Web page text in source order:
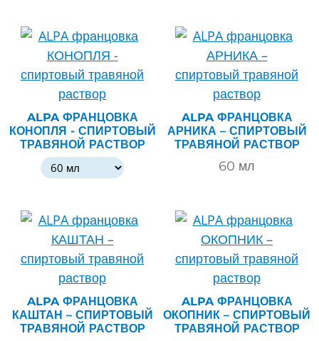
ALPA ФРАНЦОВКА
КОНОПЛЯ - СПИРТОВЫЙ
ТРАВЯНОЙ РАСТВОР
ALPA ФРАНЦОВКА
АРНИКА – СПИРТОВЫЙ
ТРАВЯНОЙ РАСТВОР
60 мл
ALPA ФРАНЦОВКА
КАШТАН – СПИРТОВЫЙ
ТРАВЯНОЙ РАСТВОР
ALPA ФРАНЦОВКА
ОКОПНИК – СПИРТОВЫЙ
ТРАВЯНОЙ РАСТВОР